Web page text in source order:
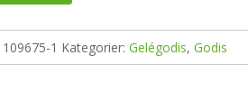
109675-1 Kategorier:Gelégodis,Godis